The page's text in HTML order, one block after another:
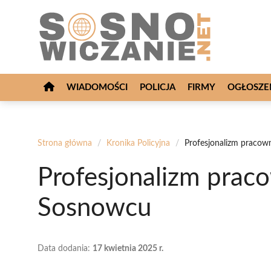
WIADOMOŚCI POLICJA FIRMY
Strona główna / Kronika Policyjna / Profesjonalizm
Profesjonalizm
Sosnowcu
Data dodania: 17 kwietnia 2025 r.